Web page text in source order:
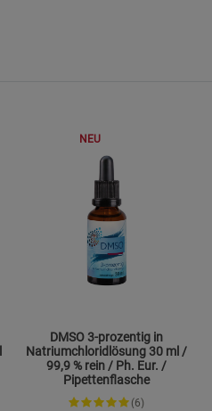
NEU
DMSO 3-prozentig in
Natriumchloridlösung 30 ml /
99,9 % rein / Ph. Eur. /
Pipettenflasche
(6)